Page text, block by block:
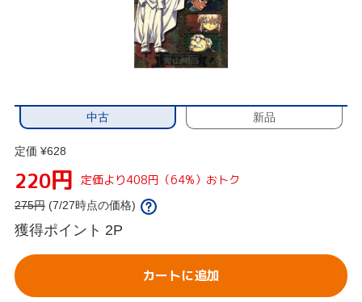
中古 新品
定価 ¥628
220円 定価より408円（64%）おトク
275円 (7/27時点の価格)
獲得ポイント 2P
カートに追加